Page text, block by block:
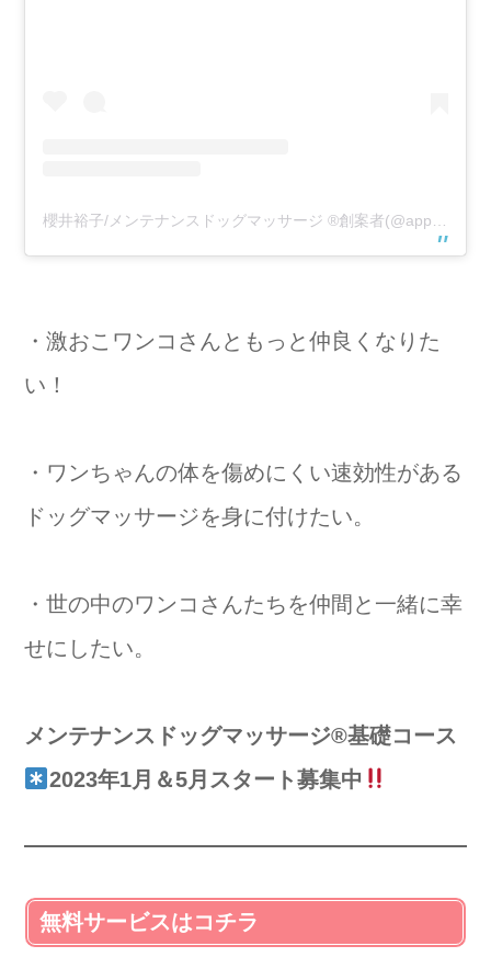
櫻井裕子/メンテナンスドッグマッサージ ®️創案者(@appricie)がシェアした投稿
・激おこワンコさんともっと仲良くなりた
い！
・ワンちゃんの体を傷めにくい速効性がある
ドッグマッサージを身に付けたい。
・世の中のワンコさんたちを仲間と一緒に幸
せにしたい。
メンテナンスドッグマッサージ®️基礎コース
2023年1月＆5月スタート募集中
無料サービスはコチラ